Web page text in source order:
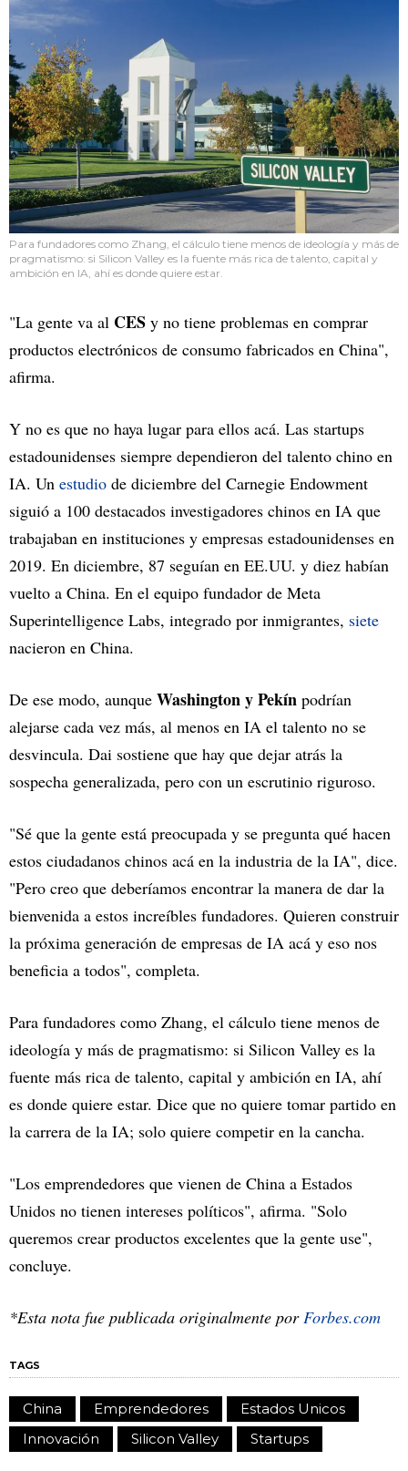
Para fundadores como Zhang, el cálculo tiene menos de ideología y más de
pragmatismo: si Silicon Valley es la fuente más rica de talento, capital y
ambición en IA, ahí es donde quiere estar.
"La gente va al CES y no tiene problemas en comprar
productos electrónicos de consumo fabricados en China",
afirma.
Y no es que no haya lugar para ellos acá. Las startups
estadounidenses siempre dependieron del talento chino en
IA. Un estudio de diciembre del Carnegie Endowment
siguió a 100 destacados investigadores chinos en IA que
trabajaban en instituciones y empresas estadounidenses en
2019. En diciembre, 87 seguían en EE.UU. y diez habían
vuelto a China. En el equipo fundador de Meta
Superintelligence Labs, integrado por inmigrantes, siete
nacieron en China.
De ese modo, aunque Washington y Pekín podrían
alejarse cada vez más, al menos en IA el talento no se
desvincula. Dai sostiene que hay que dejar atrás la
sospecha generalizada, pero con un escrutinio riguroso.
"Sé que la gente está preocupada y se pregunta qué hacen
estos ciudadanos chinos acá en la industria de la IA", dice.
"Pero creo que deberíamos encontrar la manera de dar la
bienvenida a estos increíbles fundadores. Quieren construir
la próxima generación de empresas de IA acá y eso nos
beneficia a todos", completa.
Para fundadores como Zhang, el cálculo tiene menos de
ideología y más de pragmatismo: si Silicon Valley es la
fuente más rica de talento, capital y ambición en IA, ahí
es donde quiere estar. Dice que no quiere tomar partido en
la carrera de la IA; solo quiere competir en la cancha.
"Los emprendedores que vienen de China a Estados
Unidos no tienen intereses políticos", afirma. "Solo
queremos crear productos excelentes que la gente use",
concluye.
*Esta nota fue publicada originalmente por Forbes.com
TAGS
China Emprendedores
Estados Unicos
Innovación
Silicon Valley Startups